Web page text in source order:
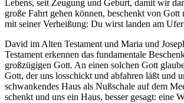
Lebens, seit Zeugung und Geburt, damit wir
große Fahrt gehen können, beschenkt von
mit seiner Verheißung: Du wirst landen am
David im Alten Testament und Maria und
Testament erkennen das fundamentale
großzügigen Gott. An einen solchen Gott
Gott, der uns losschickt und abfahren läßt und
schwankendes Haus als Nußschale auf dem
schenkt und uns ein Haus, besser gesagt: eine